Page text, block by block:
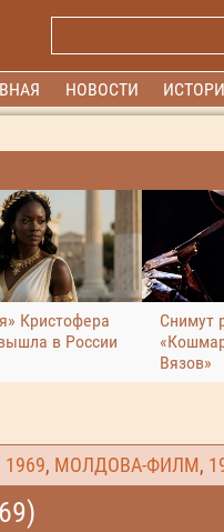
НОВОСТИ
Кристофера
в России
Снимут
Вязов»
1969, МОЛДОВА-ФИЛМ ,